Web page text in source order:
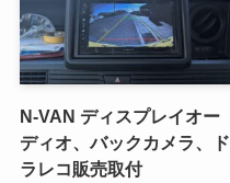
N-VAN ディスプレイオー
ディオ、バックカメラ、ド
ラレコ販売取付